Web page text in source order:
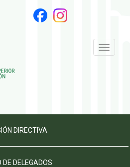
Toggle
DIRECTIVA
DE DELEGADOS